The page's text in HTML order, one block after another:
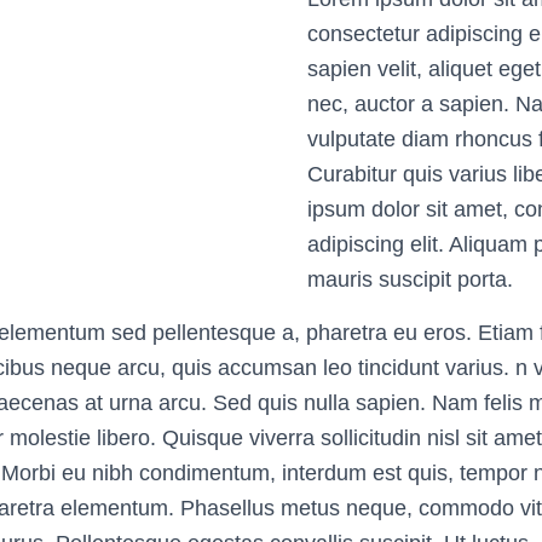
consectetur adipiscing
sapien velit, aliquet
nec, auctor a sapien.
vulputate diam rhoncus
Curabitur quis varius
ipsum dolor sit amet,
adipiscing elit. Aliquam
mauris suscipit porta.
sed pellentesque a, pharetra eu eros. Etiam
neque arcu, quis accumsan leo tincidunt varius. n
at urna arcu. Sed quis nulla sapien. Nam felis
molestie libero. Quisque viverra sollicitudin nisl sit
eu nibh condimentum, interdum est quis, tempor
elementum. Phasellus metus neque, commodo